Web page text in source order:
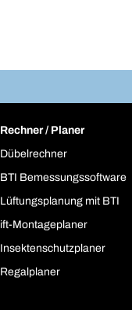
Rechner / Planer
Dübelrechner
BTI Bemessungssoftware
Lüftungsplanung mit BTI
ift-Montageplaner
Insektenschutzplaner
Regalplaner